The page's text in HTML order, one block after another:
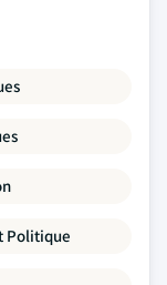
Politique